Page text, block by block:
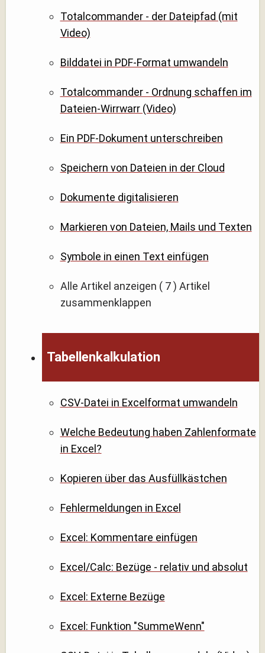
Totalcommander - der Dateipfad (mit
Video)
Bilddatei in PDF-Format umwandeln
Totalcommander - Ordnung schaffen im
Dateien-Wirrwarr (Video)
Ein PDF-Dokument unterschreiben
Speichern von Dateien in der Cloud
Dokumente digitalisieren
Markieren von Dateien, Mails und Texten
Symbole in einen Text einfügen
Alle Artikel anzeigen ( 7 ) Artikel
zusammenklappen
Tabellenkalkulation
CSV-Datei in Excelformat umwandeln
Welche Bedeutung haben Zahlenformate
in Excel?
Kopieren über das Ausfüllkästchen
Fehlermeldungen in Excel
Excel: Kommentare einfügen
Excel/Calc: Bezüge - relativ und absolut
Excel: Externe Bezüge
Excel: Funktion "SummeWenn"